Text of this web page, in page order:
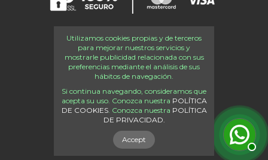
Utilizamos cookies propias y de terceros
para mejorar nuestros servicios y
mostrarle publicidad relacionada con sus
preferencias mediante el análisis de sus
hábitos de navegación.
Si continua navegando, consideramos que
acepta su uso. Conozca nuestra POLÍTICA
DE COOKIES. Conozca nuestra POLÍTICA
DE PRIVACIDAD.
Accept